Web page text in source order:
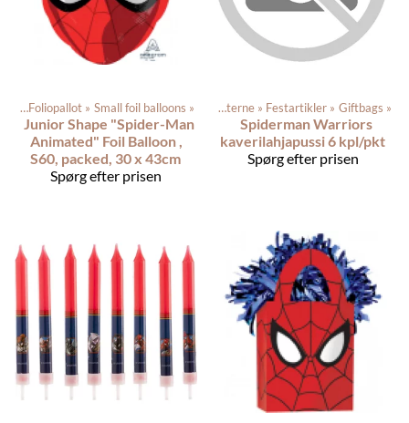
‪» Foliopallot ‪» Small foil balloons ‪»
Junior Shape "Spider-Man
Animated" Foil Balloon ,
S60, packed, 30 x 43cm
Spørg efter prisen
Produkterne ‪» Festartikler ‪» Giftbags ‪»
Spiderman Warriors
kaverilahjapussi 6 kpl/pkt
Spørg efter prisen